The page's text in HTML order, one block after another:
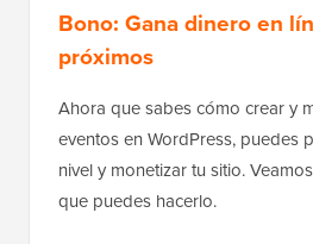
Bono: Gana dinero en
próximos
Ahora que sabes cómo crear y
eventos en WordPress, puedes
nivel y monetizar tu sitio.
que puedes hacerlo.